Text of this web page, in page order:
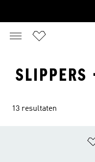
SLIPPERS
13 resultaten